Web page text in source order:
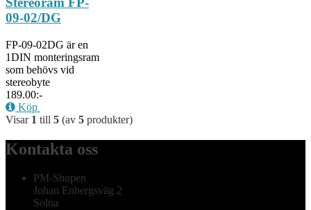
09-02/DG
FP-09-02DG är en
1DIN monteringsram
som behövs vid
stereobyte
189.00:-
Köp
Visar 1 till 5 (av 5 produkter)
Kontakta oss
PM-Shopen
Johan Enbergsväg 2
Solna